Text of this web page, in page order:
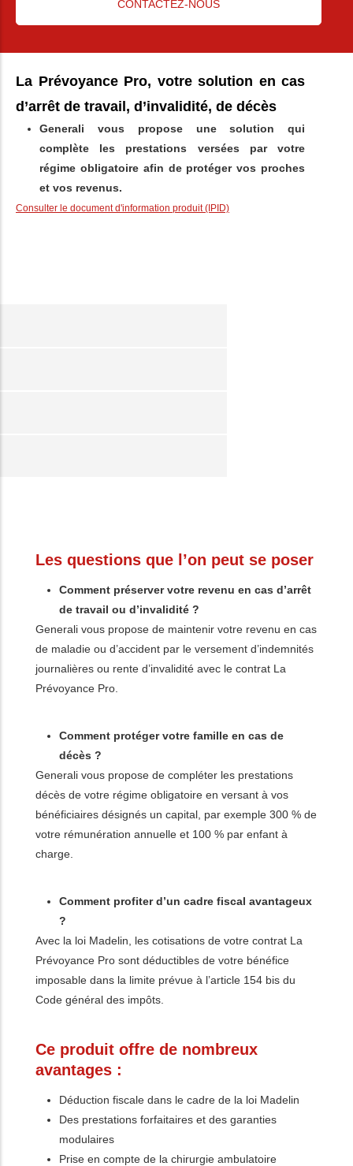
CONTACTEZ-NOUS
La Prévoyance Pro, votre solution en cas
d’arrêt de travail, d’invalidité, de décès
Generali vous propose une solution qui
complète les prestations versées par votre
régime obligatoire afin de protéger vos proches
et vos revenus.
Les questions que l’on peut se poser
Comment préserver votre revenu en cas d’arrêt
de travail ou d’invalidité ?
Generali vous propose de maintenir votre revenu en cas
de maladie ou d’accident par le versement d’indemnités
journalières ou rente d’invalidité avec le contrat La
Prévoyance Pro.
Comment protéger votre famille en cas de
décès ?
Generali vous propose de compléter les prestations
décès de votre régime obligatoire en versant à vos
bénéficiaires désignés un capital, par exemple 300 % de
votre rémunération annuelle et 100 % par enfant à
charge.
Comment profiter d’un cadre fiscal avantageux
?
Avec la loi Madelin, les cotisations de votre contrat La
Prévoyance Pro sont déductibles de votre bénéfice
imposable dans la limite prévue à l’article 154 bis du
Code général des impôts.
Ce produit offre de nombreux
avantages :
Déduction fiscale dans le cadre de la loi Madelin
Des prestations forfaitaires et des garanties
modulaires
Prise en compte de la chirurgie ambulatoire